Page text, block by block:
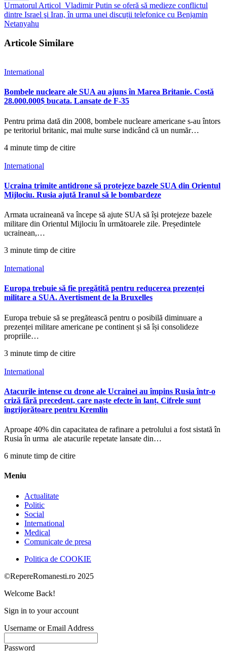
Urmatorul Articol Vladimir Putin se oferă să medieze conflictul
dintre Israel şi Iran, în urma unei discuții telefonice cu Benjamin
Netanyahu
Articole Similare
International
Bombele nucleare ale SUA au ajuns în Marea Britanie. Costă
28.000.000$ bucata. Lansate de F-35
Pentru prima dată din 2008, bombele nucleare americane s-au întors
pe teritoriul britanic, mai multe surse indicând că un număr…
4 minute timp de citire
International
Ucraina trimite antidrone să protejeze bazele SUA din Orientul
Mijlociu. Rusia ajută Iranul să le bombardeze
Armata ucraineană va începe să ajute SUA să își protejeze bazele
militare din Orientul Mijlociu în următoarele zile. Președintele
ucrainean,…
3 minute timp de citire
International
Europa trebuie să fie pregătită pentru reducerea prezenței
militare a SUA. Avertisment de la Bruxelles
Europa trebuie să se pregătească pentru o posibilă diminuare a
prezenței militare americane pe continent și să își consolideze
propriile…
3 minute timp de citire
International
Atacurile intense cu drone ale Ucrainei au împins Rusia într-o
criză fără precedent, care naște efecte în lanț. Cifrele sunt
îngrijorătoare pentru Kremlin
Aproape 40% din capacitatea de rafinare a petrolului a fost sistată în
Rusia în urma ale atacurile repetate lansate din…
6 minute timp de citire
Meniu
Actualitate
Politic
Social
International
Medical
Comunicate de presa
Politica de COOKIE
©RepereRomanesti.ro 2025
Welcome Back!
Sign in to your account
Username or Email Address
Password